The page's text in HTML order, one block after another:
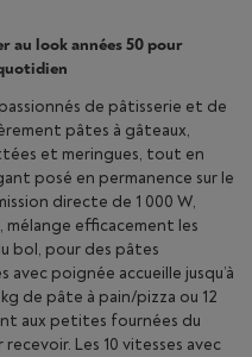
au look années 50 pour
passionnés de pâtisserie et de
pâtes à gâteaux,
et meringues, tout en
posé en permanence sur le
directe de 1 000 W,
mélange efficacement les
bol, pour des pâtes
poignée accueille jusqu’à
de pâte à pain/pizza ou 12
aux petites fournées du
Les 10 vitesses avec